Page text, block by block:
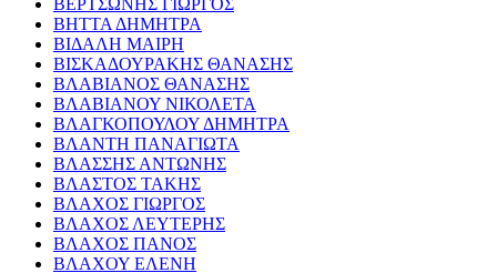
ΒΕΡΤΣΩΝΗΣ ΓΙΩΡΓΟΣ
ΒΗΤΤΑ ΔΗΜΗΤΡΑ
ΒΙΔΑΛΗ ΜΑΙΡΗ
ΒΙΣΚΑΔΟΥΡΑΚΗΣ ΘΑΝΑΣΗΣ
ΒΛΑΒΙΑΝΟΣ ΘΑΝΑΣΗΣ
ΒΛΑΒΙΑΝΟΥ ΝΙΚΟΛΕΤΑ
ΒΛΑΓΚΟΠΟΥΛΟΥ ΔΗΜΗΤΡΑ
ΒΛΑΝΤΗ ΠΑΝΑΓΙΩΤΑ
ΒΛΑΣΣΗΣ ΑΝΤΩΝΗΣ
ΒΛΑΣΤΟΣ ΤΑΚΗΣ
ΒΛΑΧΟΣ ΓΙΩΡΓΟΣ
ΒΛΑΧΟΣ ΛΕΥΤΕΡΗΣ
ΒΛΑΧΟΣ ΠΑΝΟΣ
ΒΛΑΧΟΥ ΕΛΕΝΗ